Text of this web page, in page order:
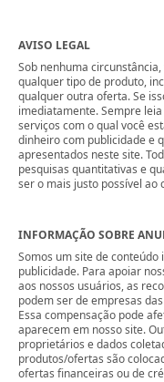
AVISO LEGAL
Sob nenhuma
qualquer tipo de produto,
qualquer outra oferta. Se
imediatamente. Sempre
serviços com o qual você
dinheiro com publicidade e
apresentados neste site.
pesquisas quantitativas e
ser o mais justo possível
INFORMAÇÃO SOBRE
Somos um site de
publicidade. Para apoiar
aos nossos usuários, as
podem ser de empresas
Essa compensação pode
aparecem em nosso site.
proprietários e dados
produtos/ofertas são
ofertas financeiras ou de